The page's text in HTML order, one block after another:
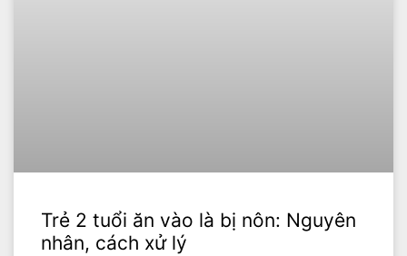
Trẻ 2 tuổi ăn vào là bị nôn: Nguyên
nhân, cách xử lý